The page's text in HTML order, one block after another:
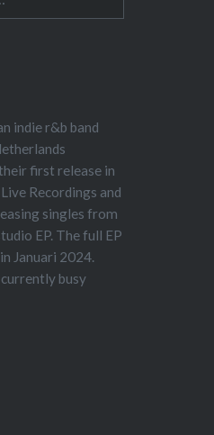
indie r&b band
first release in
Recordings and
singles from
EP. The full EP
Januari 2024.
currently busy